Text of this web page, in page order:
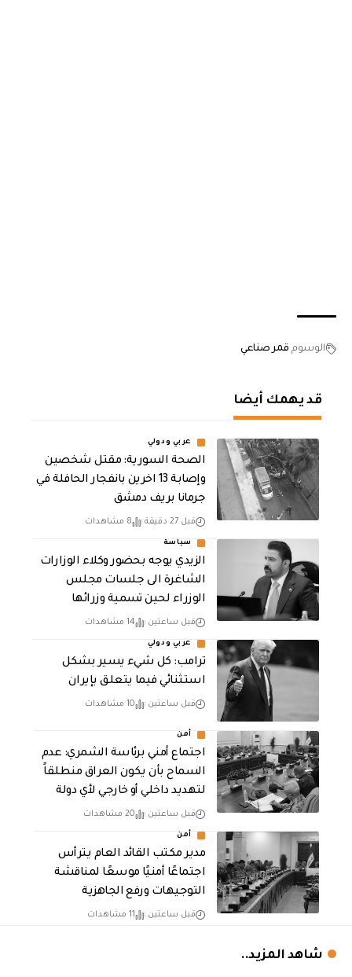
الوسوم قمر صناعي
قد يهمك أيضا
عربي ودولي
الصحة السورية: مقتل شخصين
وإصابة 13 اخرين بانفجار الحافلة في
جرمانا بريف دمشق
قبل 27 دقيقة 8 مشاهدات
سياسة
الزيدي يوجه بحضور وكلاء الوزارات
الشاغرة الى جلسات مجلس
الوزراء لحين تسمية وزرائها
قبل ساعتين 14 مشاهدات
عربي ودولي
ترامب: كل شيء يسير بشكل
استثنائي فيما يتعلق بإيران
قبل ساعتين 10 مشاهدات
أمن
اجتماع أمني برئاسة الشمري: عدم
السماح بأن يكون العراق منطلقاً
لتهديد داخلي أو خارجي لأي دولة
قبل ساعتين 20 مشاهدات
أمن
مدير مكتب القائد العام يترأس
اجتماعًا أمنيًا موسعًا لمناقشة
التوجيهات ورفع الجاهزية
قبل ساعتين 11 مشاهدات
شاهد المزيد..